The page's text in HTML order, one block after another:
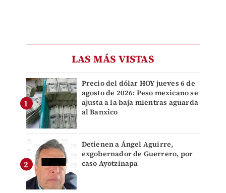
LAS MÁS VISTAS
Precio del dólar HOY jueves 6 de
agosto de 2026: Peso mexicano se
ajusta a la baja mientras aguarda
al Banxico
Detienen a Ángel Aguirre,
exgobernador de Guerrero, por
caso Ayotzinapa